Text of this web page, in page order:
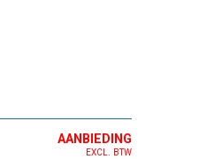
AANBIEDING
EXCL. BTW